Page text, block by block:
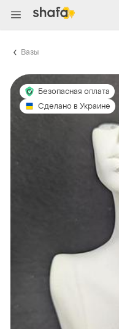
Вазы
Безопасная оплата
Сделано в Украине